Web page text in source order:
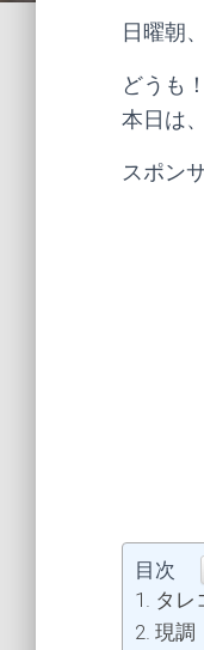
日曜朝
どうも
本日は
スポン
目次
タレ
現調